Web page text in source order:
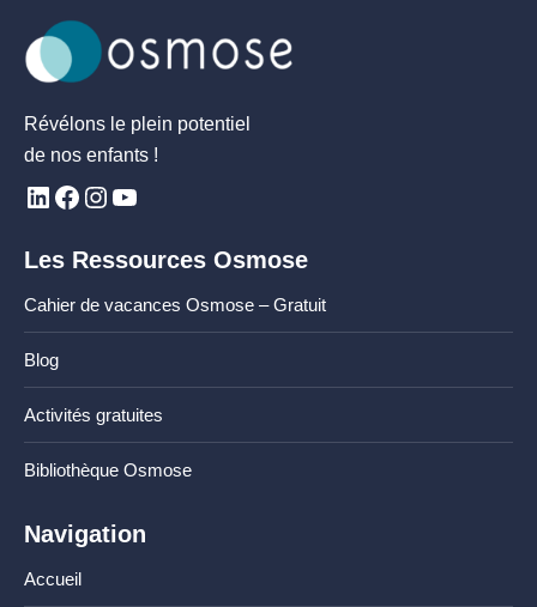
Révélons le plein potentiel
de nos enfants !
Les Ressources Osmose
Cahier de vacances Osmose – Gratuit
Blog
Activités gratuites
Bibliothèque Osmose
Navigation
Accueil